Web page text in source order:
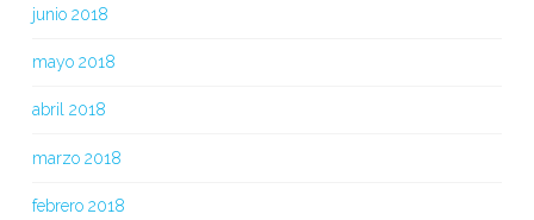
junio 2018
mayo 2018
abril 2018
marzo 2018
febrero 2018